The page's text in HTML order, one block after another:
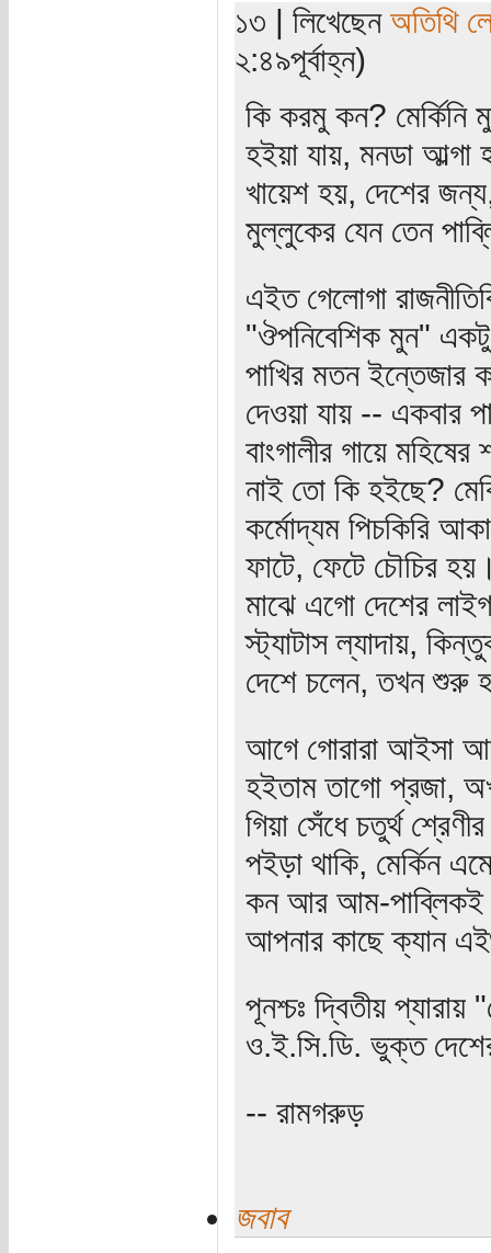
১৩ | লিখেছেন অতিথি
২:৪৯পূর্বাহ্ন)
কি করমু কন? মের্কিনি
হইয়া যায়, মনডা আল্গা
খায়েশ হয়, দেশের
মুল্লুকের যেন তেন
এইত গেলোগা
"ঔপনিবেশিক মুন" একটু
পাখির মতন ইন্তেজার
দেওয়া যায় -- একবার
বাংগালীর গায়ে
নাই তো কি হইছে?
কর্মোদ্যম পিচকিরি
ফাটে, ফেটে চৌচির
মাঝে এগো দেশের
স্ট্যাটাস ল্যাদায়,
দেশে চলেন, তখন শুরু
আগে গোরারা আইসা
হইতাম তাগো প্রজা,
গিয়া সেঁধে চতুর্থ
পইড়া থাকি, মের্কিন
কন আর আম-পাব্লিকই
আপনার কাছে ক্যান
পূনশ্চঃ দ্বিতীয়
ও.ই.সি.ডি. ভুক্ত
-- রামগরুড়
জবাব